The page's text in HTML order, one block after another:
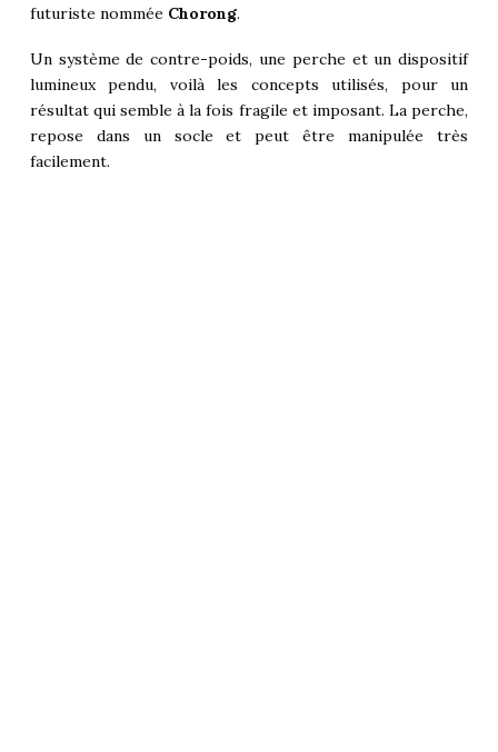
futuriste nommée Chorong.
Un système de contre-poids, une perche et un dispositif
lumineux pendu, voilà les concepts utilisés, pour un
résultat qui semble à la fois fragile et imposant. La perche,
repose dans un socle et peut être manipulée très
facilement.